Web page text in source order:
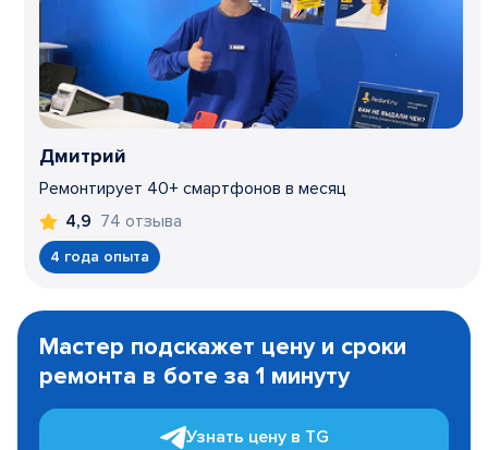
Дмитрий
Ремонтирует 40+ смартфонов в месяц
4,9 74 отзыва
4 года опыта
1
Мастер подскажет цену и сроки
ремонта в боте за 1 минуту
Узнать цену в TG